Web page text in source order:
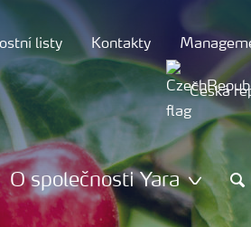
listy Kontakty
Česká
O společnosti Yara